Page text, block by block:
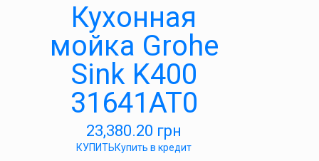
Кухонная
мойка Grohe
Sink K400
31641AT0
23,380.20 грн
КУПИТЬКупить в кредит